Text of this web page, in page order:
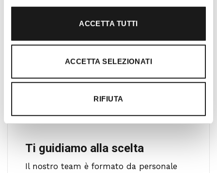
ACCETTA TUTTI
ACCETTA SELEZIONATI
RIFIUTA
Ti guidiamo alla scelta
Il nostro team è formato da personale